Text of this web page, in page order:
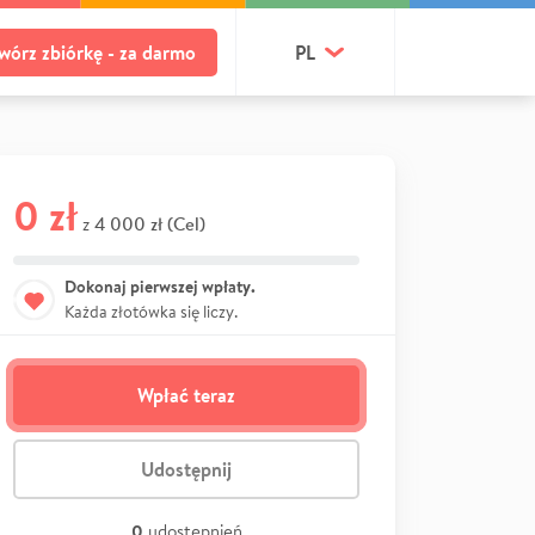
zbiórkę - za darmo PL
0 zł z 4 000 zł (Cel)
Dokonaj pierwszej wpłaty.
Każda złotówka się liczy.
Wpłać teraz
Udostępnij